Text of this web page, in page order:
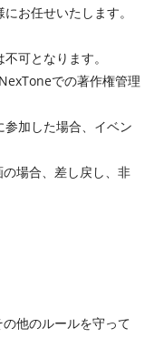
お任せいたします。
可となります。
での著作権管理
加した場合、イベン
場合、差し戻し、非
他のルールを守って